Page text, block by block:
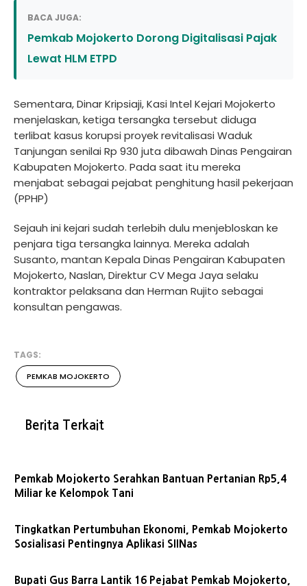
BACA JUGA:
Pemkab Mojokerto Dorong Digitalisasi Pajak
Lewat HLM ETPD
Sementara, Dinar Kripsiaji, Kasi Intel Kejari Mojokerto
menjelaskan, ketiga tersangka tersebut diduga
terlibat kasus korupsi proyek revitalisasi Waduk
Tanjungan senilai Rp 930 juta dibawah Dinas Pengairan
Kabupaten Mojokerto. Pada saat itu mereka
menjabat sebagai pejabat penghitung hasil pekerjaan
(PPHP)
Sejauh ini kejari sudah terlebih dulu menjebloskan ke
penjara tiga tersangka lainnya. Mereka adalah
Susanto, mantan Kepala Dinas Pengairan Kabupaten
Mojokerto, Naslan, Direktur CV Mega Jaya selaku
kontraktor pelaksana dan Herman Rujito sebagai
konsultan pengawas.
TAGS:
PEMKAB MOJOKERTO
Berita Terkait
Pemkab Mojokerto Serahkan Bantuan Pertanian Rp5,4
Miliar ke Kelompok Tani
Tingkatkan Pertumbuhan Ekonomi, Pemkab Mojokerto
Sosialisasi Pentingnya Aplikasi SIINas
Bupati Gus Barra Lantik 16 Pejabat Pemkab Mojokerto,